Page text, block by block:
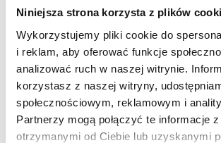
Niniejsza strona korzysta z plików
Wykorzystujemy pliki cookie do
i reklam, aby oferować funkcje
analizować ruch w naszej witrynie.
korzystasz z naszej witryny,
społecznościowym, reklamowym i
Partnerzy mogą połączyć te informacje
otrzymanymi od Ciebie lub uzyskanymi
KALAHARI